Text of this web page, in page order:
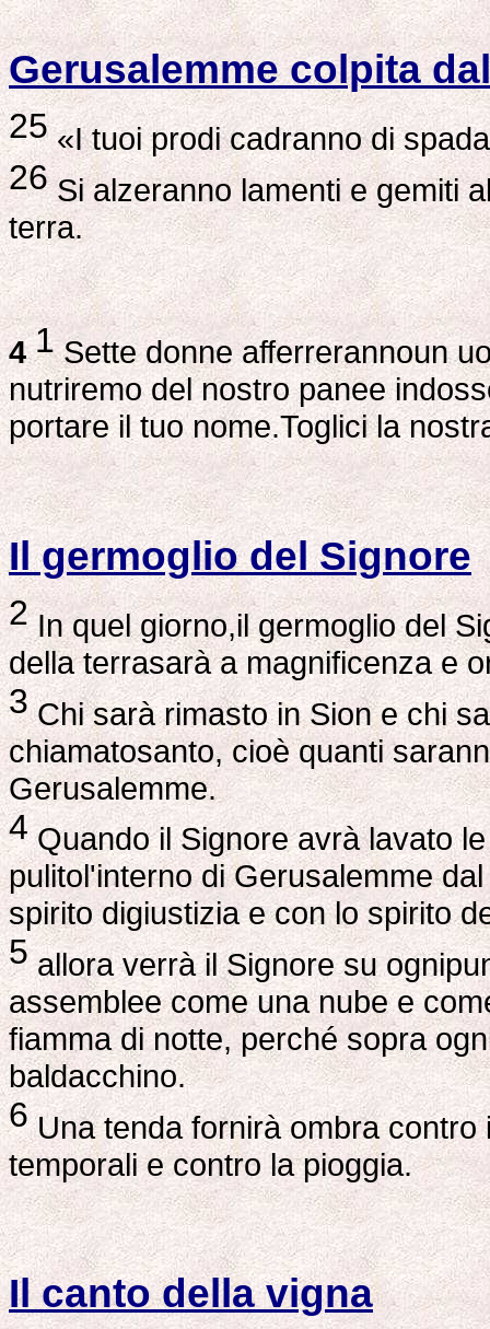
Gerusalemme colpita
25«I tuoi prodi cadranno di
26Si alzeranno lamenti e gemiti
terra.
4 1Sette donne afferrerannoun
nutriremo del nostro panee
portare il tuo nome.Toglici la
Il germoglio del Signore
2In quel giorno,il germoglio del
della terrasarà a magnificenza e
3Chi sarà rimasto in Sion e chi
chiamatosanto, cioè quanti
Gerusalemme.
4Quando il Signore avrà lavato
pulitol'interno di Gerusalemme
spirito digiustizia e con lo spirito
5allora verrà il Signore su
assemblee come una nube e
fiamma di notte, perché sopra
baldacchino.
6Una tenda fornirà ombra contro
temporali e contro la pioggia.
Il canto della vigna